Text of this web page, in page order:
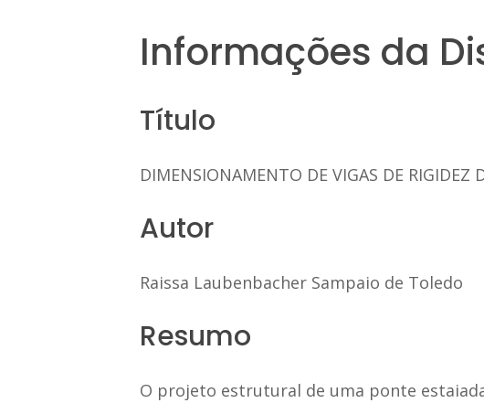
Informações da
Título
DIMENSIONAMENTO DE VIGAS DE RIGIDEZ
Autor
Raissa Laubenbacher Sampaio de Toledo
Resumo
O projeto estrutural de uma ponte